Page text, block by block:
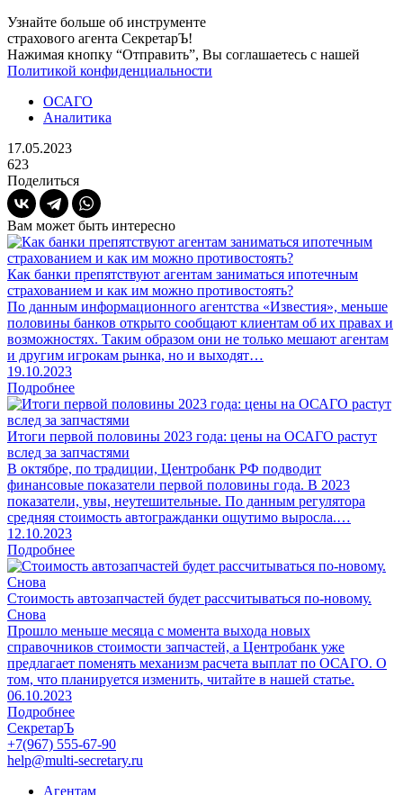
Узнайте больше об инструменте
страхового агента СекретарЪ!
Нажимая кнопку “Отправить”, Вы соглашаетесь с нашей
Политикой конфиденциальности
ОСАГО
Аналитика
17.05.2023
623
Поделиться
Вам может быть интересно
Как банки препятствуют агентам заниматься ипотечным
страхованием и как им можно противостоять?
По данным информационного агентства «Известия», меньше
половины банков открыто сообщают клиентам об их правах и
возможностях. Таким образом они не только мешают агентам
и другим игрокам рынка, но и выходят…
19.10.2023
Подробнее
Итоги первой половины 2023 года: цены на ОСАГО растут
вслед за запчастями
В октябре, по традиции, Центробанк РФ подводит
финансовые показатели первой половины года. В 2023
показатели, увы, неутешительные. По данным регулятора
средняя стоимость автогражданки ощутимо выросла.…
12.10.2023
Подробнее
Стоимость автозапчастей будет рассчитываться по-новому.
Снова
Прошло меньше месяца с момента выхода новых
справочников стоимости запчастей, а Центробанк уже
предлагает поменять механизм расчета выплат по ОСАГО. О
том, что планируется изменить, читайте в нашей статье.
06.10.2023
Подробнее
СекретарЪ
+7(967) 555-67-90
help@multi-secretary.ru
Агентам